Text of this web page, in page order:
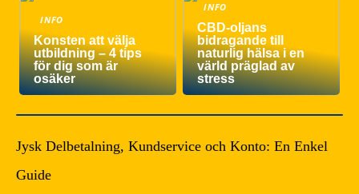
INFO
Konsten att välja
utbildning – 4 tips
för dig som är
osäker
INFO
CBD-oljans
bidragande till
naturlig hälsa i en
värld präglad av
stress
Jysk Delbetalning, Kundservice och Konto: En Enkel
Guide